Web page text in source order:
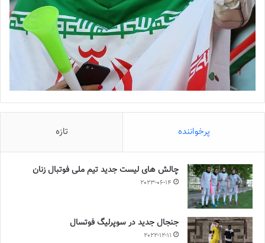
پرخواننده تازه
چالش هاى ليست جدید تيم ملى فوتبال زنان
2023-06-14
جنجال جدید در سوپرلیگ فوتسال
2022-12-11